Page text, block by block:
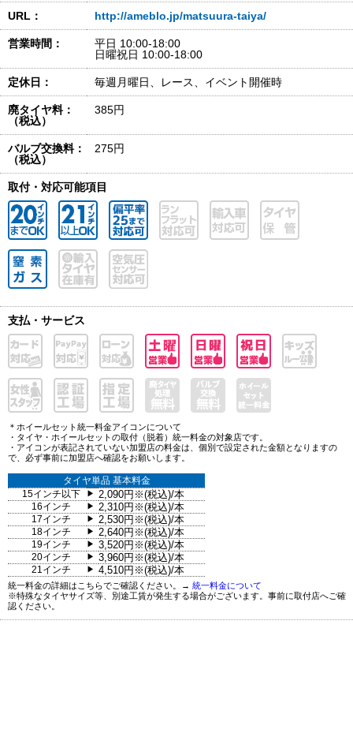
URL： http://ameblo.jp/matsuura-taiya/
営業時間：
平日 10:00-18:00
日曜祝日 10:00-18:00
定休日： 毎週月曜日、レース、イベント開催時
廃タイヤ料：
（税込）
385円
バルブ交換料：
（税込）
275円
取付・対応可能項目
支払・サービス
＊ホイールセット統一料金アイコンについて
・タイヤ・ホイールセットの取付（脱着）統一料金の対象店です。
・アイコンが表記されていない加盟店の料金は、個別で設定された金額となりますの
で、必ず事前に加盟店へ確認をお願いします。
タイヤ単品 基本料金
15インチ以下
▶ 2,090円※(税込)/本
16インチ ▶ 2,310円※(税込)/本
17インチ ▶ 2,530円※(税込)/本
18インチ ▶ 2,640円※(税込)/本
19インチ ▶ 3,520円※(税込)/本
20インチ ▶ 3,960円※(税込)/本
21インチ ▶ 4,510円※(税込)/本
統一料金の詳細はこちらでご確認ください。→ 統一料金について
※特殊なタイヤサイズ等、別途工賃が発生する場合がございます。事前に取付店へご確
認ください。